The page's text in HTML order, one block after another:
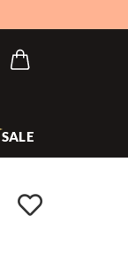
SALE
Auf